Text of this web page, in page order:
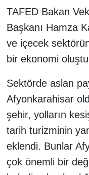
TAFED Bakan
Başkanı Hamza
ve içecek
bir ekonomi
Sektörde aslan
Afyonkarahisar
şehir, yolların
tarih turizminin
eklendi. Bunlar
çok önemli bir